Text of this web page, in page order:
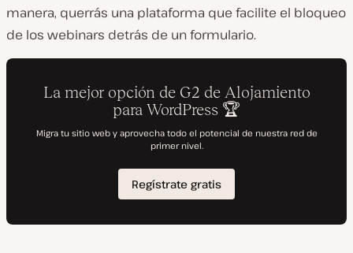
manera, querrás una plataforma que facilite el bloqueo
de los webinars detrás de un formulario.